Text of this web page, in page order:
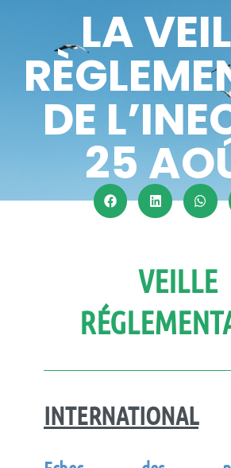
LA
DE
25
VEILLE
INTERNATIONAL